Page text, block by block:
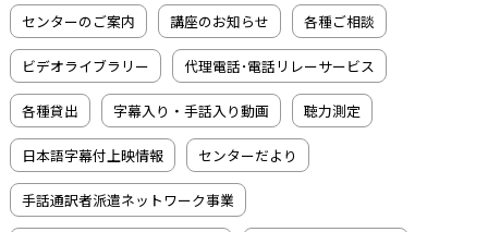
センターのご案内 講座のお知らせ 各種ご相談
ビデオライブラリー 代理電話･電話リレーサービス
各種貸出 字幕入り・手話入り動画 聴力測定
日本語字幕付上映情報 センターだより
手話通訳者派遣ネットワーク事業